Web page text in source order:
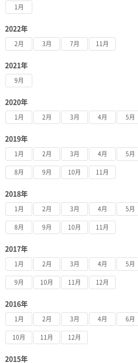
1月
2022年
2月 3月 7月 11月
2021年
9月
2020年
1月 2月 3月 4月 5月
2019年
1月 2月 3月 4月 5月
8月 9月 10月 11月
2018年
1月 2月 3月 4月 5月
8月 9月 10月 11月
2017年
1月 2月 3月 4月 5月
9月 10月 11月 12月
2016年
1月 2月 3月 4月 6月
10月 11月 12月
2015年